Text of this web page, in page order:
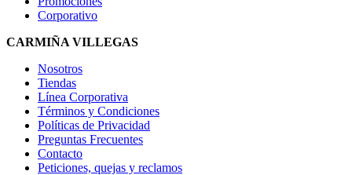
Corporativo
CARMIÑA VILLEGAS
Nosotros
Tiendas
Línea Corporativa
Términos y Condiciones
Políticas de Privacidad
Preguntas Frecuentes
Contacto
Peticiones, quejas y reclamos